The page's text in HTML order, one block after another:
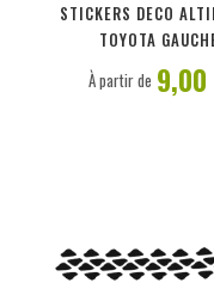
STICKERS DECO
TOYOTA
À partir de